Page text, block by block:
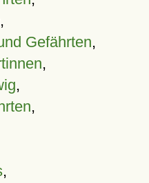
,
Gefährten,
,
,
,
,